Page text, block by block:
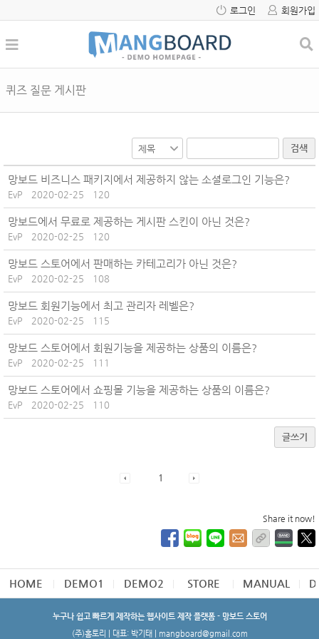
로그인 회원가입
퀴즈 질문 게시판
검색
망보드 비즈니스 패키지에서 제공하지 않는 소셜로그인 기능은?
EvP 2020-02-25 120
망보드에서 무료로 제공하는 게시판 스킨이 아닌 것은?
EvP 2020-02-25 120
망보드 스토어에서 판매하는 카테고리가 아닌 것은?
EvP 2020-02-25 108
망보드 회원기능에서 최고 관리자 레벨은?
EvP 2020-02-25 115
망보드 스토어에서 회원기능을 제공하는 상품의 이름은?
EvP 2020-02-25 111
망보드 스토어에서 쇼핑몰 기능을 제공하는 상품의 이름은?
EvP 2020-02-25 110
글쓰기
1
Share it now!
HOME DEMO1 DEMO2 STORE MANUAL
누구나 쉽고 빠르게 제작하는 웹사이트 제작 플랫폼 - 망보드 스토어
(주)홈토리 | 대표: 박기태 | mangboard@gmail.com